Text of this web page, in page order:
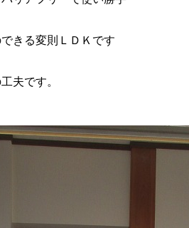
きる変則ＬＤＫです
夫です。